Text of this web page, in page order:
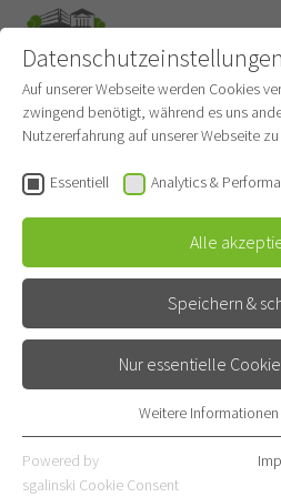
Onkologische
Gehört zuThoraxonkologie
Kontakt
Röntgenstraße 1
69126 Heidelberg
06221 396-1730
06221 396-1732
Datenschutzeinstellungen
Auf unserer Webseite werden Cookies
zwingend benötigt, während es uns
Nutzererfahrung auf unserer Webseite
Essentiell Analytics &
Alle
Speichern &
Nur essentielle
Essentielle Cookies werden für
Webseite benötigt. Dadurch ist
Weitere
Powered by
sgalinski Cookie Consent